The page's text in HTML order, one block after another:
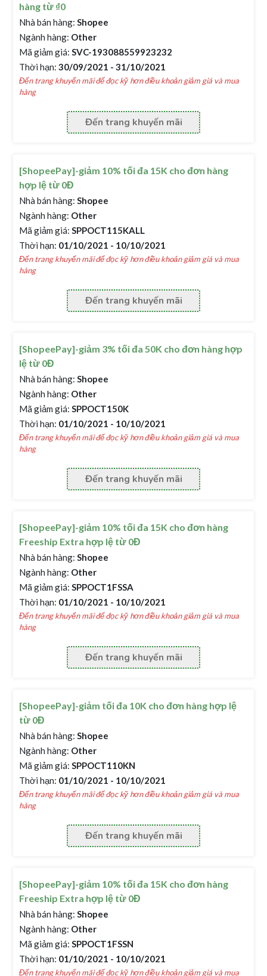
hàng từ ₫0
Nhà bán hàng: Shopee
Ngành hàng: Other
Mã giảm giá: SVC-193088559923232
Thời hạn: 30/09/2021 - 31/10/2021
Đến trang khuyến mãi để đọc kỹ hơn điều khoản giảm giá và mua
hàng
Đến trang khuyến mãi
[ShopeePay]-giảm 10% tối đa 15K cho đơn hàng
hợp lệ từ 0Đ
Nhà bán hàng: Shopee
Ngành hàng: Other
Mã giảm giá: SPPOCT115KALL
Thời hạn: 01/10/2021 - 10/10/2021
Đến trang khuyến mãi để đọc kỹ hơn điều khoản giảm giá và mua
hàng
Đến trang khuyến mãi
[ShopeePay]-giảm 3% tối đa 50K cho đơn hàng hợp
lệ từ 0Đ
Nhà bán hàng: Shopee
Ngành hàng: Other
Mã giảm giá: SPPOCT150K
Thời hạn: 01/10/2021 - 10/10/2021
Đến trang khuyến mãi để đọc kỹ hơn điều khoản giảm giá và mua
hàng
Đến trang khuyến mãi
[ShopeePay]-giảm 10% tối đa 15K cho đơn hàng
Freeship Extra hợp lệ từ 0Đ
Nhà bán hàng: Shopee
Ngành hàng: Other
Mã giảm giá: SPPOCT1FSSA
Thời hạn: 01/10/2021 - 10/10/2021
Đến trang khuyến mãi để đọc kỹ hơn điều khoản giảm giá và mua
hàng
Đến trang khuyến mãi
[ShopeePay]-giảm tối đa 10K cho đơn hàng hợp lệ
từ 0Đ
Nhà bán hàng: Shopee
Ngành hàng: Other
Mã giảm giá: SPPOCT110KN
Thời hạn: 01/10/2021 - 10/10/2021
Đến trang khuyến mãi để đọc kỹ hơn điều khoản giảm giá và mua
hàng
Đến trang khuyến mãi
[ShopeePay]-giảm 10% tối đa 15K cho đơn hàng
Freeship Extra hợp lệ từ 0Đ
Nhà bán hàng: Shopee
Ngành hàng: Other
Mã giảm giá: SPPOCT1FSSN
Thời hạn: 01/10/2021 - 10/10/2021
Đến trang khuyến mãi để đọc kỹ hơn điều khoản giảm giá và mua